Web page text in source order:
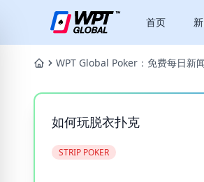
首页
WPT Global Poker：免费每日新
如何玩脱衣扑克
STRIP POKER